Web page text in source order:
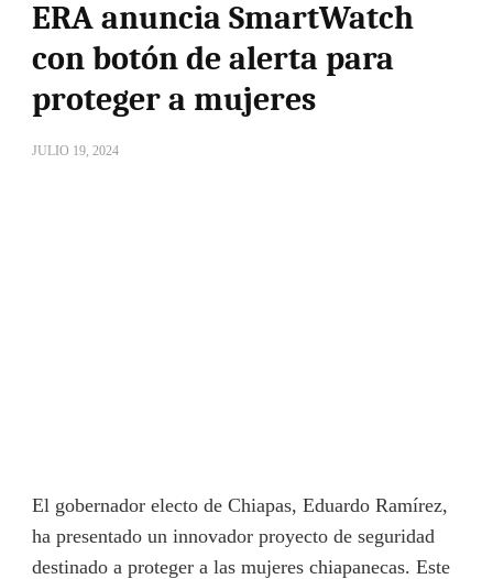
ERA anuncia SmartWatch
con botón de alerta para
proteger a mujeres
JULIO 19, 2024
El gobernador electo de Chiapas, Eduardo Ramírez,
ha presentado un innovador proyecto de seguridad
destinado a proteger a las mujeres chiapanecas. Este